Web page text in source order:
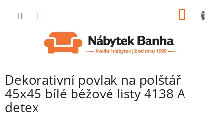
Dekorativní povlak na polštář
45x45 bílé béžové listy 4138 A
detex